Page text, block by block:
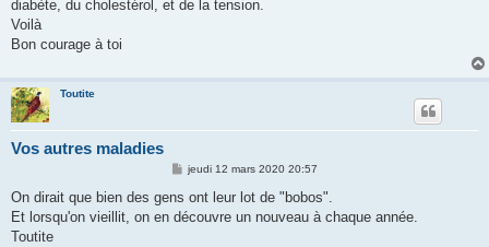
diabète, du cholestérol, et de la tension.
Voilà
Bon courage à toi
Toutite
Vos autres maladies
M
s
a
jeudi 12 mars 2020 20:57
On dirait que bien des gens ont leur lot de "bobos".
Et lorsqu'on vieillit, on en découvre un nouveau à chaque année.
Toutite